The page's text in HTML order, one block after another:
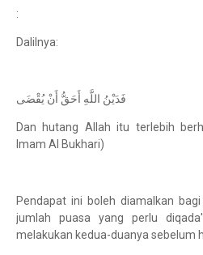
:
Dalilnya:
فَدَيْنُ اللَّهِ أَحَقُّ أَنْ يُقْضَى
Dan hutang Allah itu terlebih
Imam Al Bukhari)
Pendapat ini boleh diamalkan
jumlah puasa yang perlu
melakukan kedua-duanya sebelum